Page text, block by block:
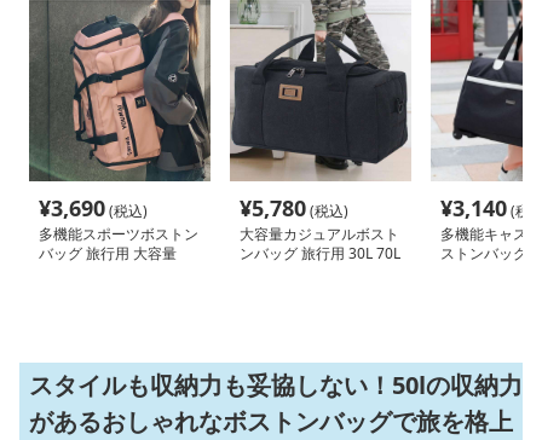
¥3,690(税込)
多機能スポーツボストン
バッグ 旅行用 大容量
¥5,780(税込)
大容量カジュアルボスト
ンバッグ 旅行用 30L 70L
¥3,140(税
多機能キャス
ストンバッグ
スタイルも収納力も妥協しない！50lの収納力
があるおしゃれなボストンバッグで旅を格上